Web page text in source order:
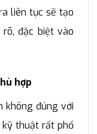
liên tục sẽ tạo
rõ, đặc biệt vào
hợp
không đúng với
thuật rất phổ